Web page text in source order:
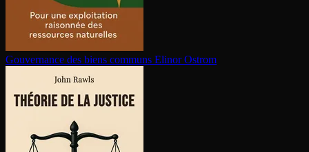
Gouvernance des biens communs Elinor Ostrom